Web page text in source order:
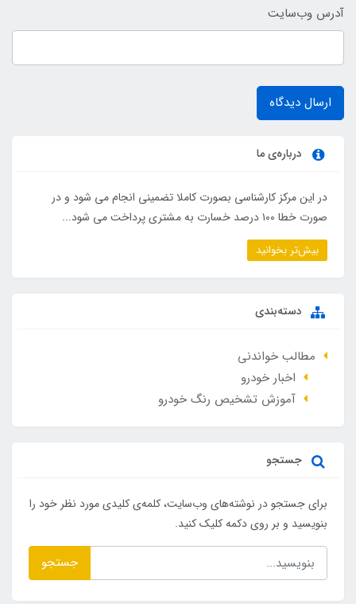
آدرس وب‌سایت
ارسال دیدگاه
درباره‌ی ما
در این مرکز کارشناسی بصورت کاملا تضمینی انجام می شود و در
صورت خطا ۱۰۰ درصد خسارت به مشتری پرداخت می شود...
بیش‌تر بخوانید
دسته‌بندی
مطالب خواندنی
اخبار خودرو
آموزش تشخیص رنگ خودرو
جستجو
برای جستجو در نوشته‌های وب‌سایت، کلمه‌ی کلیدی مورد نظر خود را
بنویسید و بر روی دکمه کلیک کنید.
جستجو